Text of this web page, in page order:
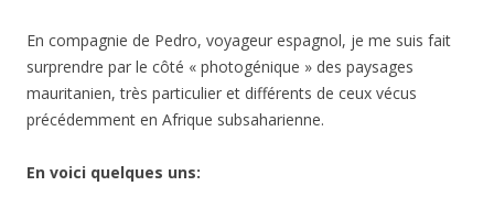
En compagnie de Pedro, voyageur espagnol, je me suis fait
surprendre par le côté « photogénique » des paysages
mauritanien, très particulier et différents de ceux vécus
précédemment en Afrique subsaharienne.
En voici quelques uns: